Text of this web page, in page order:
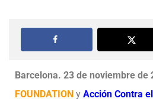
Barcelona. 23 de noviembre de
FOUNDATION y Acción Contra